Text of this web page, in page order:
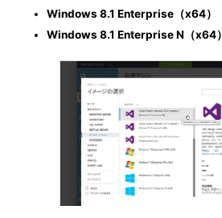
Windows 8.1 Enterprise（x64）
Windows 8.1 Enterprise N（x64）